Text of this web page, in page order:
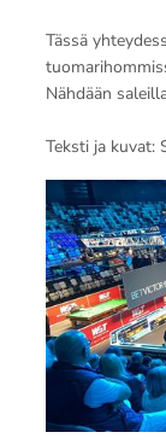
Tässä
Nähdään
Teksti ja kuvat: